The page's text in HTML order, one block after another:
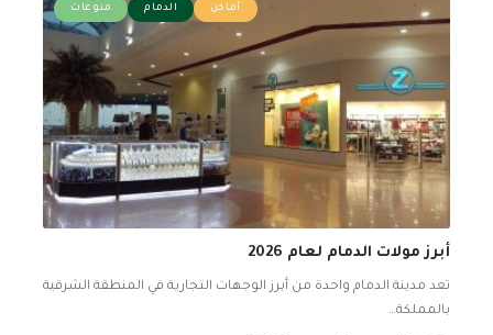
أماكن الدمام منوعات
أبرز مولات الدمام لعام 2026
تعد مدينة الدمام واحدة من أبرز الوجهات التجارية في المنطقة الشرقية
بالمملكة…